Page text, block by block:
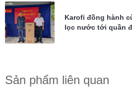
Karofi đồng hành
lọc nước tới quần
Sản phẩm liên quan